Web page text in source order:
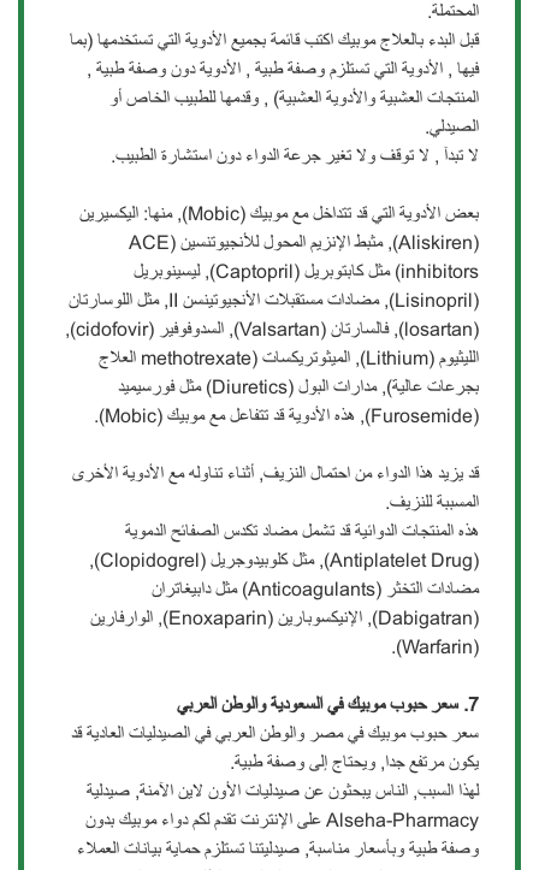
المحتملة.
قبل البدء بالعلاج موبيك اكتب قائمة بجميع الأدوية التي تستخدمها (بما
فيها , الأدوية التي تستلزم وصفة طبية , الأدوية دون وصفة طبية ,
المنتجات العشبية والأدوية العشبية) , وقدمها للطبيب الخاص أو
الصيدلي.
لا تبدآ , لا توقف ولا تغير جرعة الدواء دون استشارة الطبيب.
بعض الأدوية التي قد تتداخل مع موبيك (Mobic), منها: اليكسيرين
(Aliskiren), مثبط الإنزيم المحول للأنجيوتنسين (ACE
inhibitors) مثل كابتوبريل (Captopril), ليسينوبريل
(Lisinopril), مضادات مستقبلات الأنجيوتينسن II, مثل اللوسارتان
(losartan), فالسارتان (Valsartan), السدوفوفير (cidofovir),
الليثيوم (Lithium), الميثوتريكسات (methotrexate العلاج
بجرعات عالية), مدارات البول (Diuretics) مثل فورسيميد
(Furosemide), هذه الأدوية قد تتفاعل مع موبيك (Mobic).
قد يزيد هذا الدواء من احتمال النزيف, أثناء تناوله مع الأدوية الأخرى
المسببة للنزيف.
هذه المنتجات الدوائية قد تشمل مضاد تكدس الصفائح الدموية
(Antiplatelet Drug), مثل كلوبيدوجريل (Clopidogrel),
مضادات التخثر (Anticoagulants) مثل دابيغاتران
(Dabigatran), الإنيكسوبارين (Enoxaparin), الوارفارين
(Warfarin).
7. سعر حبوب موبيك في السعودية والوطن العربي
سعر حبوب موبيك في مصر والوطن العربي في الصيدليات العادية قد
يكون مرتفع جدا, ويحتاج إلى وصفة طبية.
لهذا السبب, الناس يبحثون عن صيدليات الأون لاين الآمنة, صيدلية
Alseha-Pharmacy على الإنترنت تقدم لكم دواء موبيك بدون
وصفة طبية وبأسعار مناسبة, صيدليتنا تستلزم حماية بيانات العملاء